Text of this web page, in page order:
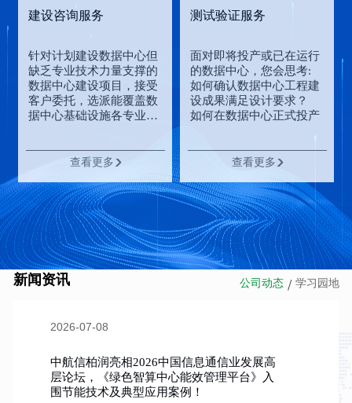
建设咨询服务
针对计划建设数据中心但
缺乏专业技术力量支撑的
数据中心建设项目，接受
客户委托，选派能覆盖数
据中心基础设施各专业领
查看更多
测试验证服务
面对即将投产或已在运行
的数据中心，您会思考:
如何确认数据中心工程建
设成果满足设计要求？
如何在数据中心正式投产
如何对运行中数据中心设
如何改进完善运行中数据
中心的运维管理体系？
查看更多
新闻资讯 公司动态 / 学习园地
2026-07-08
中航信柏润亮相2026中国信息通信业发展高
层论坛，《绿色智算中心能效管理平台》入
围节能技术及典型应用案例！